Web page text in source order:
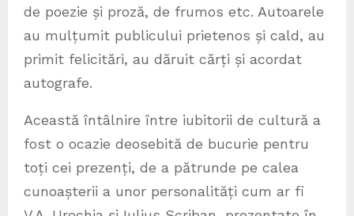
de poezie și proză, de frumos etc. Autoarele
au mulțumit publicului prietenos și cald, au
primit felicitări, au dăruit cărți și acordat
autografe.
Această întâlnire între iubitorii de cultură a
fost o ocazie deosebită de bucurie pentru
toți cei prezenți, de a pătrunde pe calea
cunoașterii a unor personalități cum ar fi